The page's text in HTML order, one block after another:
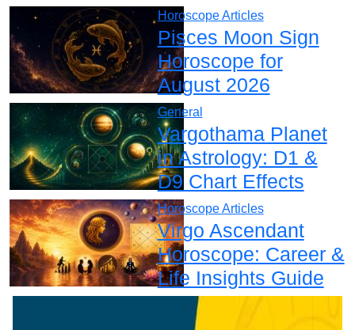
Horoscope Articles
Pisces Moon Sign
Horoscope for
August 2026
General
Vargothama Planet
in Astrology: D1 &
D9 Chart Effects
Horoscope Articles
Virgo Ascendant
Horoscope: Career &
Life Insights Guide